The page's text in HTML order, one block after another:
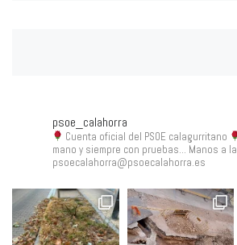
psoe_calahorra
Cuenta oficial del PSOE calagurritano
mano y siempre con pruebas... Manos a
psoecalahorra@psoecalahorra.es